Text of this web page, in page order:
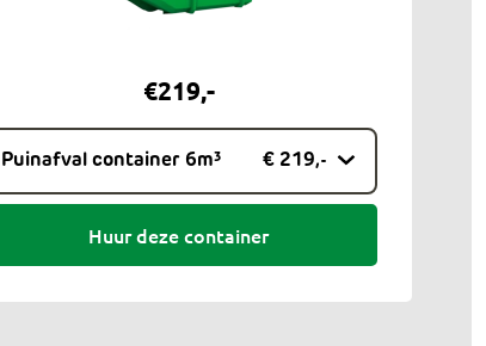
€219,-
Puinafval container 6m³ € 219,-
Huur deze container